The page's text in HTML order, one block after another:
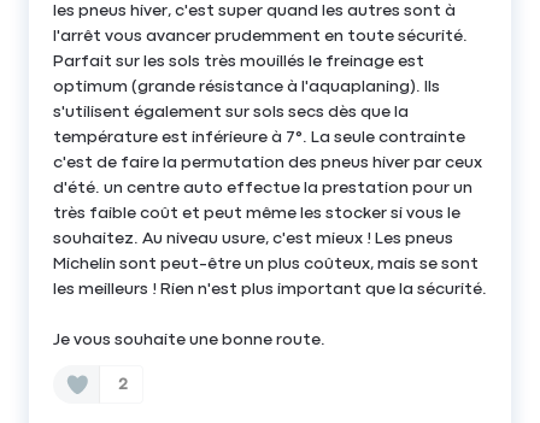
les pneus hiver, c'est super quand les autres sont à
l'arrêt vous avancer prudemment en toute sécurité.
Parfait sur les sols très mouillés le freinage est
optimum (grande résistance à l'aquaplaning). Ils
s'utilisent également sur sols secs dès que la
température est inférieure à 7°. La seule contrainte
c'est de faire la permutation des pneus hiver par ceux
d'été. un centre auto effectue la prestation pour un
très faible coût et peut même les stocker si vous le
souhaitez. Au niveau usure, c'est mieux ! Les pneus
Michelin sont peut-être un plus coûteux, mais se sont
les meilleurs ! Rien n'est plus important que la sécurité.
Je vous souhaite une bonne route.
2